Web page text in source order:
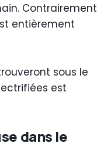
Contrairement
entièrement
sous le
est
dans le